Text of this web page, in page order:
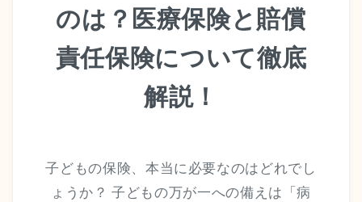
のは？医療保険と賠償
責任保険について徹底
解説！
子どもの保険、本当に必要なのはどれでし
ょうか？ 子どもの万が一への備えは「病